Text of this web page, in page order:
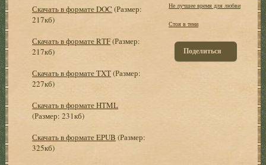
Скачать в формате DOC (Размер:
217кб)
Скачать в формате RTF(Размер:
217кб)
Скачать в формате TXT(Размер:
227кб)
Скачать в формате HTML
(Размер: 231кб)
Скачать в формате EPUB (Размер:
325кб)
Не лучшее время для любви
Стоя в тени
Поделиться